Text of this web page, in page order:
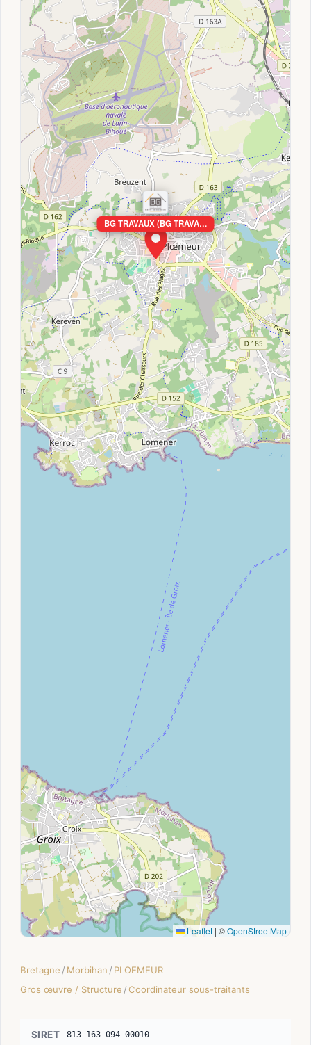
BG TRAVAUX (BG TRAVA…
Leaflet | ©OpenStreetMap
Bretagne / Morbihan / PLOEMEUR
Gros œuvre / Structure /Coordinateur sous-traitants
SIRET 813 163 094 00010